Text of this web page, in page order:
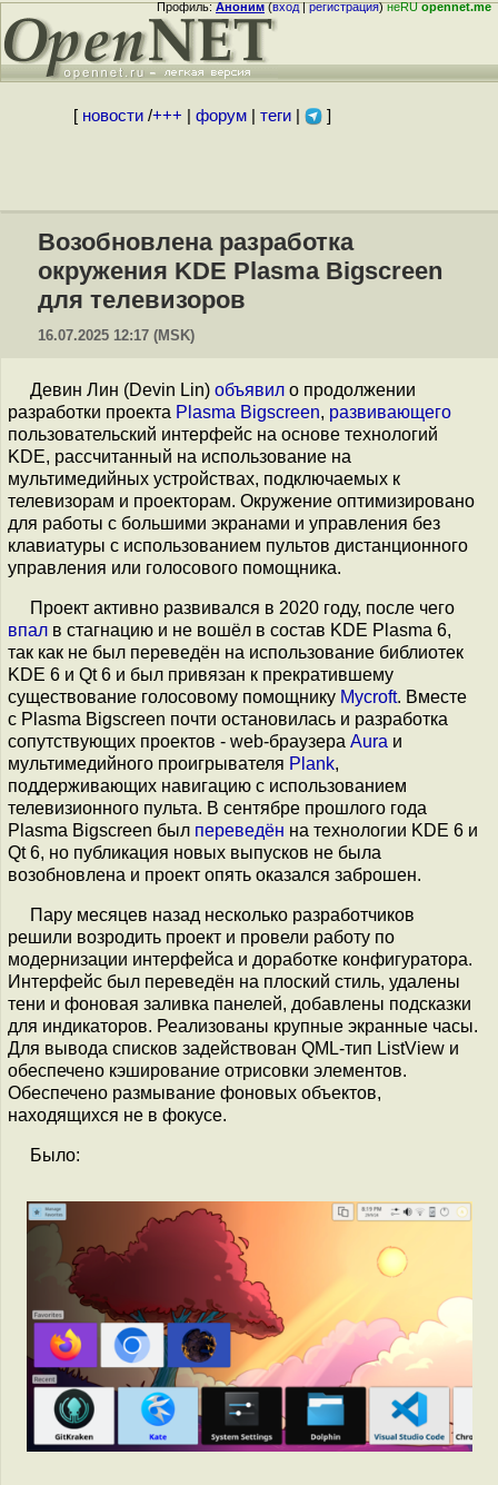
Профиль:Аноним(вход|регистрация)неRUopennet.me
[ новости/+++ форум| теги| ]
Возобновлена разработка
окружения KDE Plasma Bigscreen
для телевизоров
16.07.2025 12:17 (MSK)
Девин Лин (Devin Lin) объявил о продолжении
разработки проекта Plasma Bigscreen, развивающего
пользовательский интерфейс на основе технологий
KDE, рассчитанный на использование на
мультимедийных устройствах, подключаемых к
телевизорам и проекторам. Окружение оптимизировано
для работы с большими экранами и управления без
клавиатуры c использованием пультов дистанционного
управления или голосового помощника.
Проект активно развивался в 2020 году, после чего
впал в стагнацию и не вошёл в состав KDE Plasma 6,
так как не был переведён на использование библиотек
KDE 6 и Qt 6 и был привязан к прекратившему
существование голосовому помощнику Mycroft. Вместе
с Plasma Bigscreen почти остановилась и разработка
сопутствующих проектов - web-браузера Aura и
мультимедийного проигрывателя Plank,
поддерживающих навигацию с использованием
телевизионного пульта. В сентябре прошлого года
Plasma Bigscreen был переведён на технологии KDE 6 и
Qt 6, но публикация новых выпусков не была
возобновлена и проект опять оказался заброшен.
Пару месяцев назад несколько разработчиков
решили возродить проект и провели работу по
модернизации интерфейса и доработке конфигуратора.
Интерфейс был переведён на плоский стиль, удалены
тени и фоновая заливка панелей, добавлены подсказки
для индикаторов. Реализованы крупные экранные часы.
Для вывода списков задействован QML-тип ListView и
обеспечено кэширование отрисовки элементов.
Обеспечено размывание фоновых объектов,
находящихся не в фокусе.
Было: